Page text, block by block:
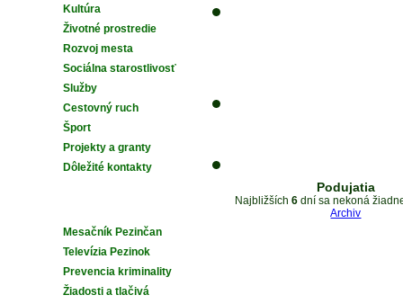
Kultúra
Životné prostredie
Rozvoj mesta
Sociálna starostlivosť
Služby
Cestovný ruch
Šport
Projekty a granty
Dôležité kontakty
Mesačník Pezinčan
Televízia Pezinok
Prevencia kriminality
Žiadosti a tlačivá
Podujatia
Najbližších 6 dní sa nekoná
Archiv